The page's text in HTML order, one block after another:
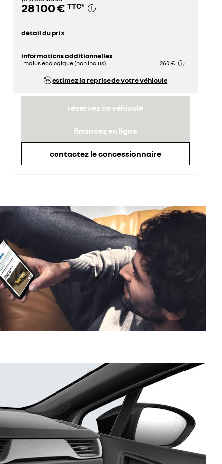
28 100 € TTC*
détail du prix
informations additionnelles
malus écologique (non inclus) 260 €
estimez la reprise de votre véhicule
réservez ce véhicule
financez en ligne
contactez le concessionnaire